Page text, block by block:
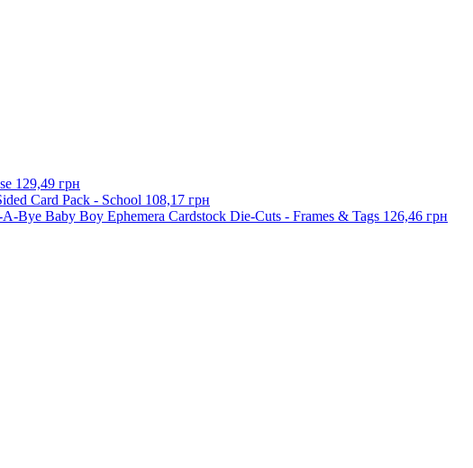
129,49 грн
Card Pack - School 108,17 грн
Bye Baby Boy Ephemera Cardstock Die-Cuts - Frames & Tags 126,46 грн